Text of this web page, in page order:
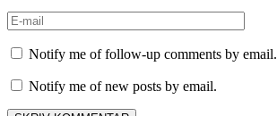
Notify me of follow-up comments by email.
Notify me of new posts by email.